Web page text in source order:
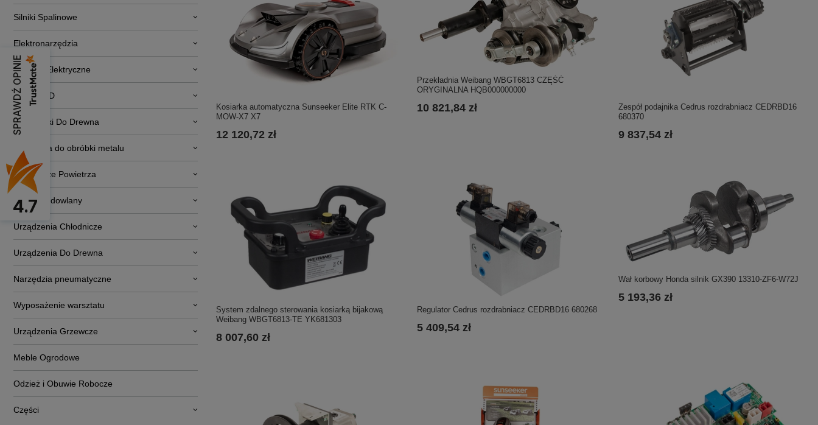
Silniki Spalinowe
Elektronarzędzia
Pojazdy Elektryczne
RTV i AGD
Obrabiarki Do Drewna
Narzędzia do obróbki metalu
Osuszacze Powietrza
Sprzęt budowlany
Urządzenia Chłodnicze
Urządzenia Do Drewna
Narzędzia pneumatyczne
Wyposażenie warsztatu
Urządzenia Grzewcze
Meble Ogrodowe
Odzież i Obuwie Robocze
Części
Kosiarka automatyczna Sunseeker Elite RTK C-
MOW-X7 X7
12 120,72 zł
Przekładnia Weibang WBGT6813 CZĘŚĆ
ORYGINALNA HQB000000000
10 821,84 zł
Zespół podajnika Cedrus rozdrabniacz CEDRBD16
680370
9 837,54 zł
System zdalnego sterowania kosiarką bijakową
Weibang WBGT6813-TE YK681303
8 007,60 zł
Regulator Cedrus rozdrabniacz CEDRBD16 680268
5 409,54 zł
Wał korbowy Honda silnik GX390 13310-ZF6-W72J
5 193,36 zł
SPRAWDŹ OPINIE
4.7